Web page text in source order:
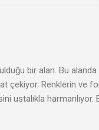
bir alan. Bu
Renklerin ve
ustalıkla